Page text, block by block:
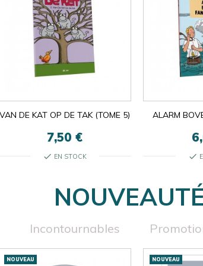
VAN DE KAT OP DE TAK (TOME 5)
7,50 €
check EN STOCK
ALARM
check
Incontournables
NOUVEAU NOUVEAU